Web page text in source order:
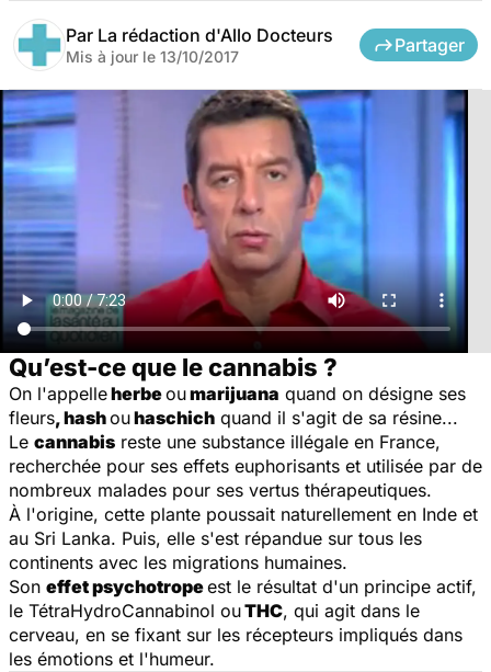
Par La rédaction d'Allo Docteurs
Mis à jour le 13/10/2017
Partager
Qu’est-ce que le cannabis ?
On l'appelleherbeoumarijuana quand on désigne ses
fleurs, hashouhaschich quand il s'agit de sa résine...
Le cannabis reste une substance illégale en France,
recherchée pour ses effets euphorisants et utilisée par de
nombreux malades pour ses vertus thérapeutiques.
À l'origine, cette plante poussait naturellement en Inde et
au Sri Lanka. Puis, elle s'est répandue sur tous les
continents avec les migrations humaines.
Son effet psychotropeest le résultat d'un principe actif,
le TétraHydroCannabinol ouTHC, qui agit dans le
cerveau, en se fixant sur les récepteurs impliqués dans
les émotions et l'humeur.